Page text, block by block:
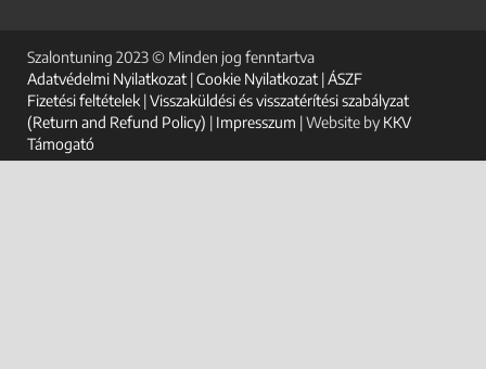
Szalontuning 2023 © Minden jog fenntartva
Adatvédelmi Nyilatkozat |Cookie Nyilatkozat |ÁSZF
Fizetési feltételek |Visszaküldési és visszatérítési szabályzat
(Return and Refund Policy) | Impresszum | Website by KKV
Támogató